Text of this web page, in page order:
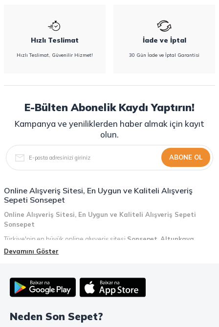
Hızlı Teslimat
Hızlı Teslimat, Güvenilir Hizmet!
İade ve İptal
30 Gün İade ve İptal Garantisi
E-Bülten Abonelik Kaydı Yaptırın!
Kampanya ve yeniliklerden haber almak için kayıt
olun.
ABONE OL
Online Alışveriş Sitesi, En Uygun ve Kaliteli Alışveriş
Sepeti Sonsepet
Online Alışveriş Sitesi, En Uygun ve Kaliteli Alışveriş Sepeti
Sonsepet
Türkiye'nin en büyük online alışveriş sitesi Sonsepet Altunkaya
Holdinggüvencesiyle hizmet vermektedir! Sonsepet, online alışveriş
teslimat ve güvenli ödeme seçenekleriyle, alışveriş yaparken
zamanınızı ve paranızı en verimli şekilde kullanırsınız.
Mahmood Coffee ile Kahve Keyfinizi Sonsepet'te Yaşayın!
Devamını Göster
Neden Son Sepet?